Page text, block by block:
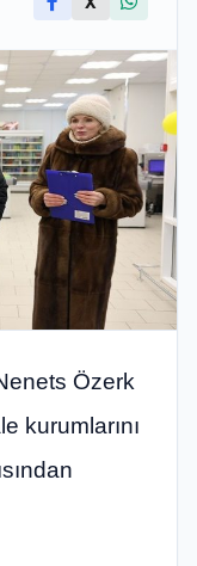
Özerk
kurumlarını